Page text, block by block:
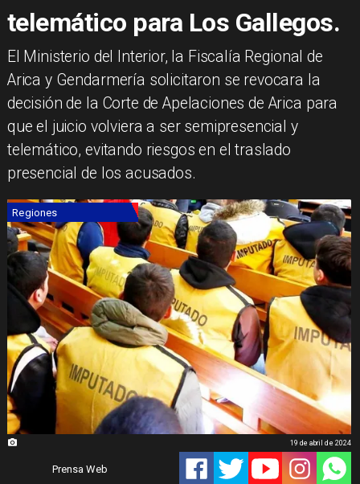
telemático para Los Gallegos.
El Ministerio del Interior, la Fiscalía Regional de
Arica y Gendarmería solicitaron se revocara la
decisión de la Corte de Apelaciones de Arica para
que el juicio volviera a ser semipresencial y
telemático, evitando riesgos en el traslado
presencial de los acusados.
Regiones
Prensa Web
19 de abril de 2024